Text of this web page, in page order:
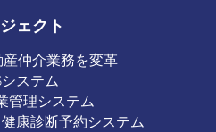
ェクト
産仲介業務を変革
システム
管理システム
康診断予約システム